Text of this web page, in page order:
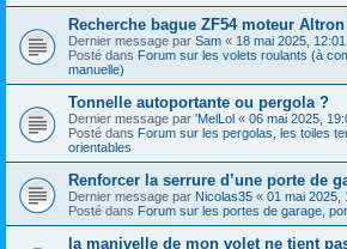
Recherche bague ZF54 moteur
Dernier message par Sam « 18 mai 2025, 12:01
Posté dans Forum sur les volets roulants (à
manuelle)
Tonnelle autoportante ou pergola ?
Dernier message par 'MelLol « 06 mai 2025,
Posté dans Forum sur les pergolas, les toiles
orientables
Renforcer la serrure d’une porte de
Dernier message par Nicolas35 « 01 mai 2025,
Posté dans Forum sur les portes de garage,
la manivelle de mon volet ne tient